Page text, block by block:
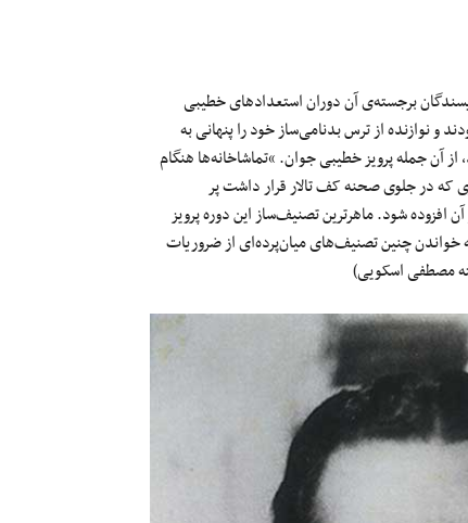
نویسندگان برجسته‌ی آن دوران استعدادهای خطیبی
و نوازنده از ترس بدنامی‌ساز خود را پنهانی به
آن جمله پرویز خطیبی جوان. “تماشاخانه‌ها هنگام
که در جلوی صحنه کف تالار قرار داشت پر
شود. ماهرترین تصنیف‌ساز این دوره پرویز
چنین تصنیف‌های میان‌پرده‌ای از ضروریات
مصطفی اسکویی)